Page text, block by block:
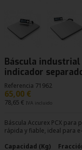
Báscula
indicador
Referencia 71962
65,00 €
78,65 € IVA incluido
Báscula Accurex PCX
rápida y fiable, ideal para
Capacidad (Kg)